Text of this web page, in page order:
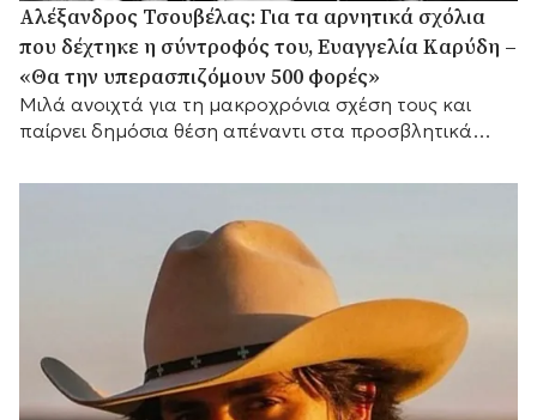
Αλέξανδρος Τσουβέλας: Για τα αρνητικά σχόλια
που δέχτηκε η σύντροφός του, Ευαγγελία Καρύδη –
«Θα την υπερασπιζόμουν 500 φορές»
Μιλά ανοιχτά για τη μακροχρόνια σχέση τους και
παίρνει δημόσια θέση απέναντι στα προσβλητικά